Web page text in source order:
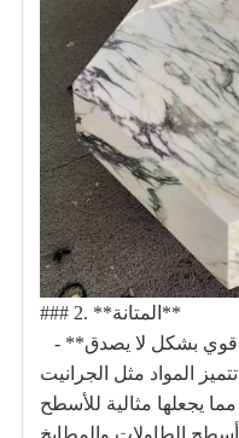
### 2. **المتانة**
- **صلبة ومتينة**: الحجر الطبيعي قوي بشكل لا يصدق
المواد مثل الجرانيت
يجعلها مثالية للأسطح